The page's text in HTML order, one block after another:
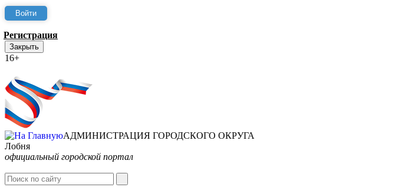
Регистрация
Закрыть
16+
АДМИНИСТРАЦИЯ ГОРОДСКОГО ОКРУГА
Лобня
официальный городской портал